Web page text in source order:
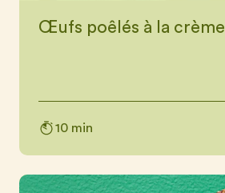
Œufs poêlés à la crème
10 min